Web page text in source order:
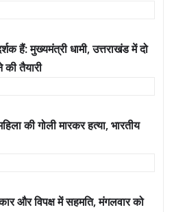
हैं: मुख्यमंत्री धामी, उत्तराखंड में दो
की तैयारी
की गोली मारकर हत्या, भारतीय
और विपक्ष में सहमति, मंगलवार को